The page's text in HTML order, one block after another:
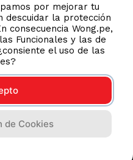
realizar transacciones
por mejorar tu
descuidar la protección
consecuencia Wong.pe,
Funcionales y las de
el uso de las
de Cookies